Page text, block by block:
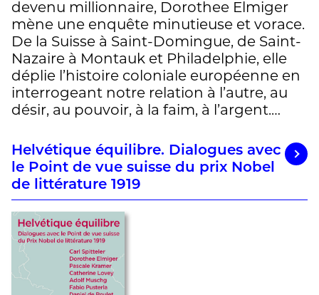
devenu millionnaire, Dorothee Elmiger
mène une enquête minutieuse et vorace.
De la Suisse à Saint-Domingue, de Saint-
Nazaire à Montauk et Philadelphie, elle
déplie l’histoire coloniale européenne en
interrogeant notre relation à l’autre, au
désir, au pouvoir, à la faim, à l’argent.…
Helvétique équilibre. Dialogues avec
le Point de vue suisse du prix Nobel
de littérature 1919